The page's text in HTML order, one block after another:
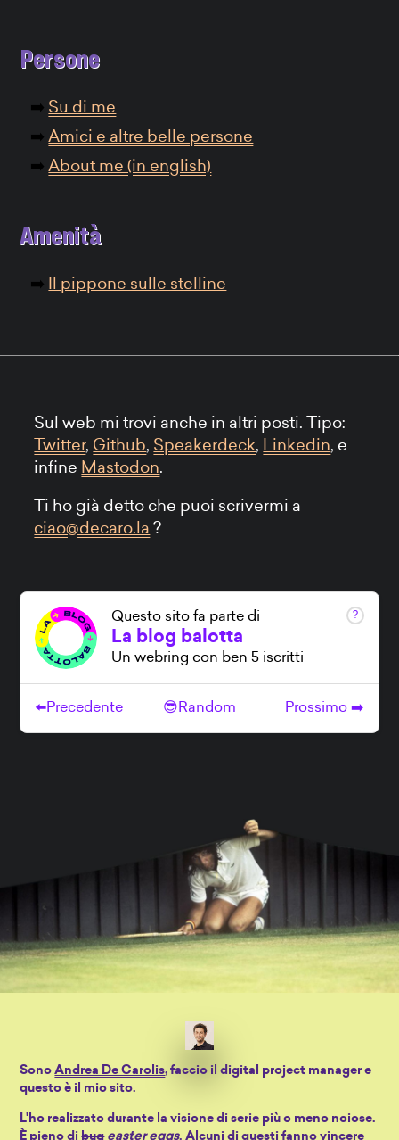
Persone
Su di me
Amici e altre belle persone
About me (in english)
Amenità
Il pippone sulle stelline
Sul web mi trovi anche in altri posti. Tipo:
Twitter, Github, Speakerdeck, Linkedin, e
infine Mastodon.
Ti ho già detto che puoi scrivermi a
ciao@decaro.la ?
SonoAndrea De Carolis, faccio il digital project manager e
questo è il mio sito.
L'ho realizzato durante la visione di serie più o meno noiose.
È pieno dibug easter eggs. Alcuni di questi fanno vincere